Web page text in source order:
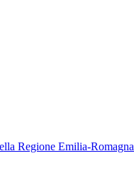
Regione Emilia-Romagna